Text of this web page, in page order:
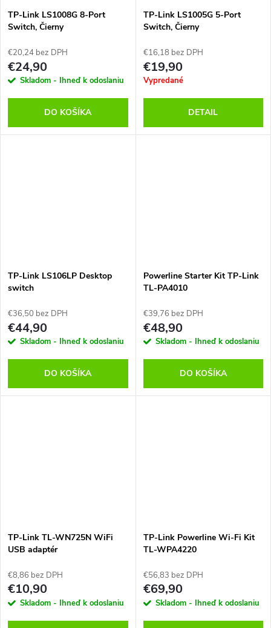
TP-Link LS1008G 8-Port
Switch, Čierny
€20,24 bez DPH
€24,90
Skladom - Ihneď k odoslaniu
DO KOŠÍKA
TP-Link LS1005G 5-Port
Switch, Čierny
€16,18 bez DPH
€19,90
Vypredané
DETAIL
TP-Link LS106LP Desktop
switch
€36,50 bez DPH
€44,90
Skladom - Ihneď k odoslaniu
DO KOŠÍKA
Powerline Starter Kit TP-Link
TL-PA4010
€39,76 bez DPH
€48,90
Skladom - Ihneď k odoslaniu
DO KOŠÍKA
TP-Link TL-WN725N WiFi
USB adaptér
€8,86 bez DPH
€10,90
Skladom - Ihneď k odoslaniu
TP-Link Powerline Wi-Fi Kit
TL-WPA4220
€56,83 bez DPH
€69,90
Skladom - Ihneď k odoslaniu